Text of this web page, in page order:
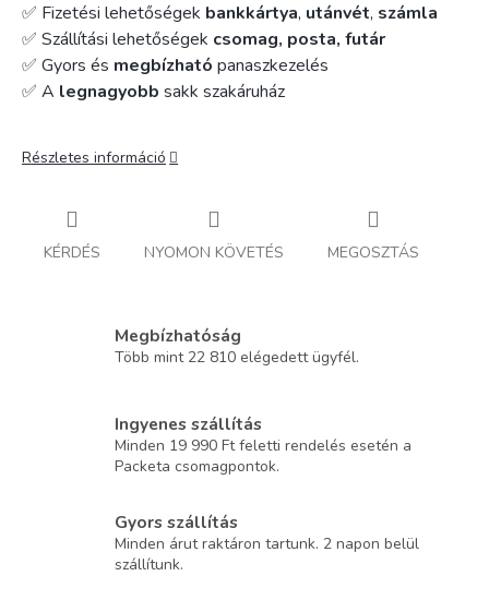
✅ Fizetési lehetőségek bankkártya, utánvét, számla
✅ Szállítási lehetőségek csomag, posta, futár
✅ Gyors és megbízható panaszkezelés
✅ A legnagyobb sakk szakáruház
Részletes információ
KÉRDÉS NYOMON KÖVETÉS MEGOSZTÁS
Megbízhatóság
Több mint 22 810 elégedett ügyfél.
Ingyenes szállítás
Minden 19 990 Ft feletti rendelés esetén a
Packeta csomagpontok.
Gyors szállítás
Minden árut raktáron tartunk. 2 napon belül
szállítunk.